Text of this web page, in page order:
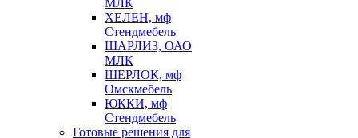
МЛК
ХЕЛЕН, мф
Стендмебель
ШАРЛИЗ, ОАО
МЛК
ШЕРЛОК, мф
Омскмебель
ЮККИ, мф
Стендмебель
Готовые решения для